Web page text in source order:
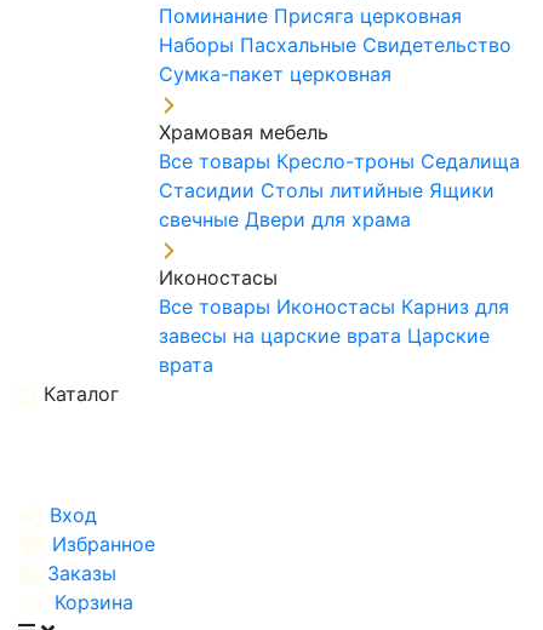
Поминание Присяга церковная
Наборы Пасхальные Свидетельство
Сумка-пакет церковная
Храмовая мебель
Все товары Кресло-троны Седалища
Стасидии Столы литийные Ящики
свечные Двери для храма
Иконостасы
Все товары Иконостасы Карниз для
завесы на царские врата Царские
врата
Каталог
Вход
Избранное
Заказы
Корзина